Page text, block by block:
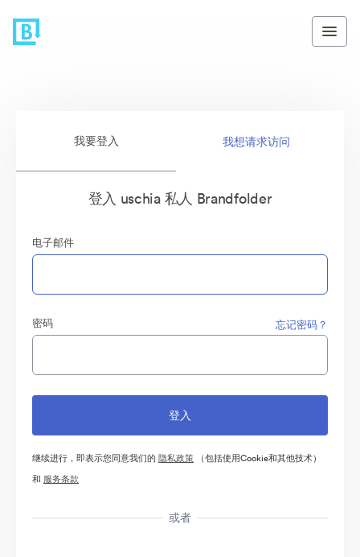
我要登入 我想请求访问
登入 uschia 私人 Brandfolder
电子邮件
密码 忘记密码？
继续进行，即表示您同意我们的 隐私政策 （包括使用Cookie和其他技术）
和 服务条款
或者